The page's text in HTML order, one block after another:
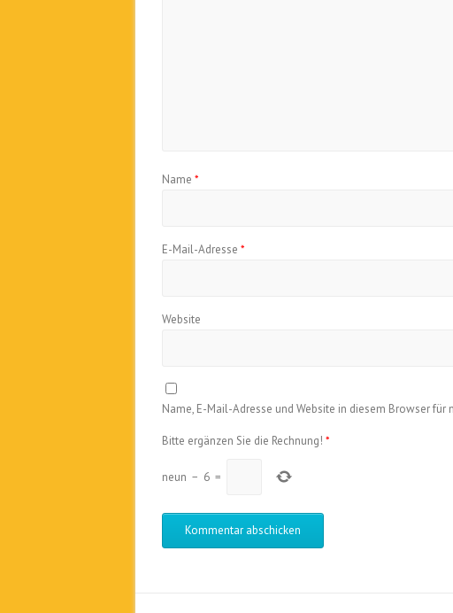
Name *
E-Mail-Adresse *
Website
Name, E-Mail-Adresse und Website in diesem Browser
Bitte ergänzen Sie die Rechnung! *
neun − 6 =